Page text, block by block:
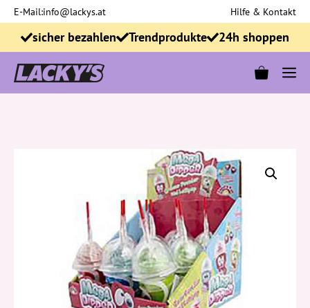
Zum
Inhalt
springen
E-Mail:info@lackys.at Hilfe & Kontakt
sicher bezahlen Trendprodukte 24h shoppen